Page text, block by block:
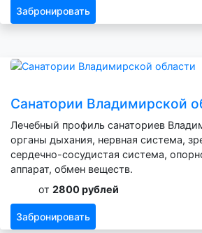
Забронировать
Санатории Владимирской
Лечебный профиль санаториев
органы дыхания, нервная система,
сердечно-сосудистая система,
аппарат, обмен веществ.
от 2800 рублей
Забронировать